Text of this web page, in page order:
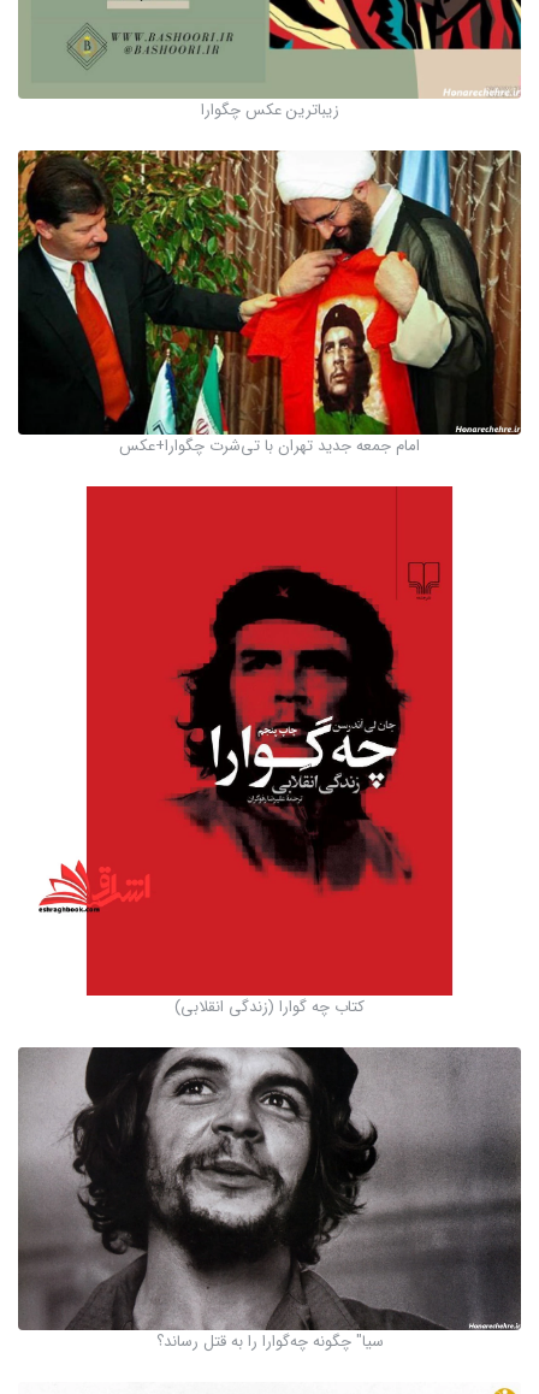
زیباترین عکس چگوارا
امام جمعه جدید تهران با تی‌شرت چگوارا+عکس
کتاب چه گوارا (زندگی انقلابی)
سیا" چگونه چه‌گوارا را به قتل رساند؟